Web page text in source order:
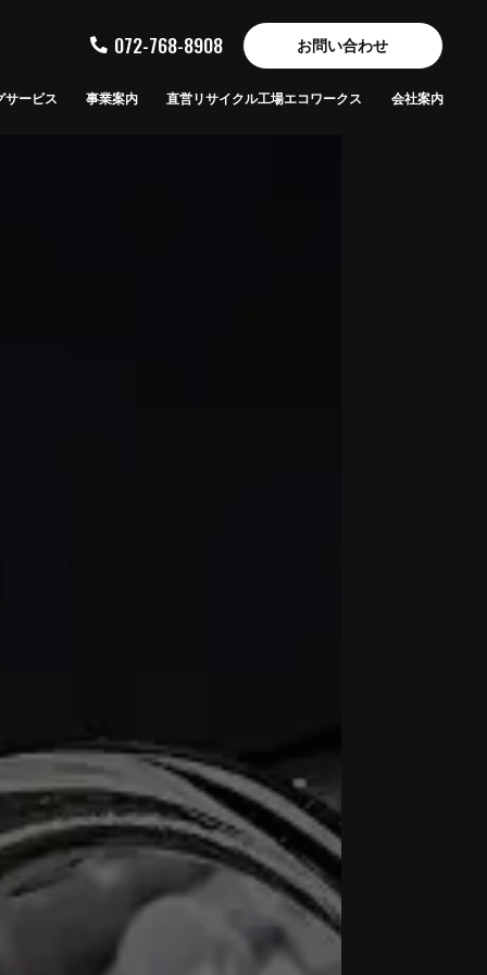
072-768-8908 お問い合わせ
サービス 事業案内 直営リサイクル工場エコワークス 会社案内